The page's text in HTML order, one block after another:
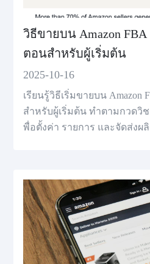
วิธีขายบน Amazon
ตอนสำหรับผู้เริ่มต้น
2025-10-16
เรียนรู้วิธีเริ่มขายบน
สําหรับผู้เริ่มต้น ทำตามกวดวิช
พื่อตั้งค่า รายการ และจัดส่ง